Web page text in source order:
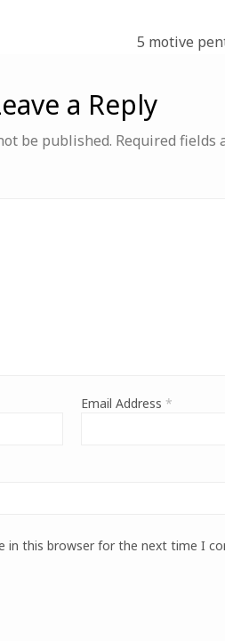
5 motive
a Reply
be published. Required fields
Email Address *
in this browser for the next time I